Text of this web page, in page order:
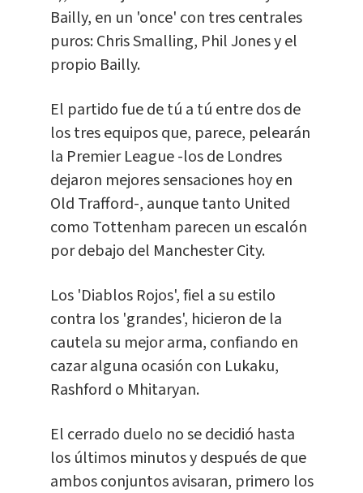
Bailly, en un 'once' con tres centrales
puros: Chris Smalling, Phil Jones y el
propio Bailly.
El partido fue de tú a tú entre dos de
los tres equipos que, parece, pelearán
la Premier League -los de Londres
dejaron mejores sensaciones hoy en
Old Trafford-, aunque tanto United
como Tottenham parecen un escalón
por debajo del Manchester City.
Los 'Diablos Rojos', fiel a su estilo
contra los 'grandes', hicieron de la
cautela su mejor arma, confiando en
cazar alguna ocasión con Lukaku,
Rashford o Mhitaryan.
El cerrado duelo no se decidió hasta
los últimos minutos y después de que
ambos conjuntos avisaran, primero los